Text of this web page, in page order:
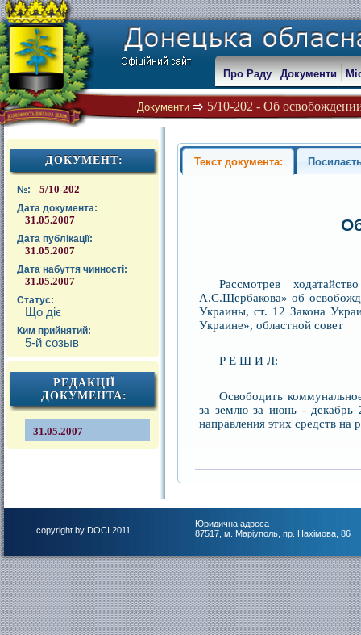
Документи 5/10-202 - Об
Про Раду Документи
ДОКУМЕНТ:
№: 5/10-202
Дата документа:
31.05.2007
Дата публікації:
31.05.2007
Дата набуття чинності:
31.05.2007
Статус:
Що діє
Ким прийнятий:
5-й созыв
РЕДАКЦІЇ
ДОКУМЕНТА:
31.05.2007
Текст документа:
Рассмотрев
А.С.Щербакова» об
Украины, ст. 12 Закона
Украине», областной совет
Р Е Ш И Л:
Освободить
за землю за июнь - декабрь
направления этих средств
copyright by DOCI 2011
Юридична адреса
87517, м. Маріуполь, пр. Нахімова, 86